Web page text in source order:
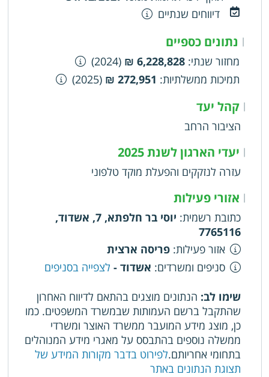
הנפש ט. לסייע כלכלית לנזקקים לצורך קבלת טיפול
הסברתית ומחקרית בתחומי בריאות הנפש, החוסן
הנפשי ומניעת אובדנות. יא. לשתף פעולה עם גופים
ציבוריים, קהילתיים ואחרים לקידום מטרות העמותה
דיווחים שנתיים
| נתונים כספיים
מחזור שנתי:
6,228,828 ₪
(2024)
תמיכות ממשלתיות:
272,951 ₪
(2025)
|קהל יעד
הציבור הרחב
| יעדי הארגון לשנת 2025
עזרה לנזקקים והפעלת מוקד טלפוני
| אזורי פעילות
כתובת רשמית:
יוסי בר חלפתא, 7, אשדוד,
7765116
אזור פעילות: פריסה ארצית
סניפים ומשרדים: אשדוד - לצפייה בסניפים
שימו לב: הנתונים מוצגים בהתאם לדיווח האחרון
שהתקבל ברשם העמותות שבמשרד המשפטים. כמו
כן, מוצג מידע המועבר ממשרד האוצר ומשרדי
ממשלה נוספים בהתבסס על מאגרי מידע המנוהלים
בתחומי אחריותם.לפירוט בדבר מקורות המידע של
תצוגת הנתונים באתר